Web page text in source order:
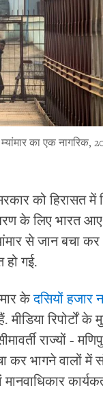
का एक नागरिक, 20
को हिरासत में
के लिए भारत
से जान बचा
हो गई.
केदसियों हजार
रिपोर्टों के
राज्यों -
कर भागने वालों में